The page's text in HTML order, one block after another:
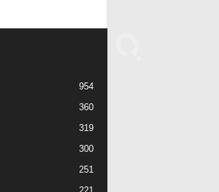
954
360
319
300
251